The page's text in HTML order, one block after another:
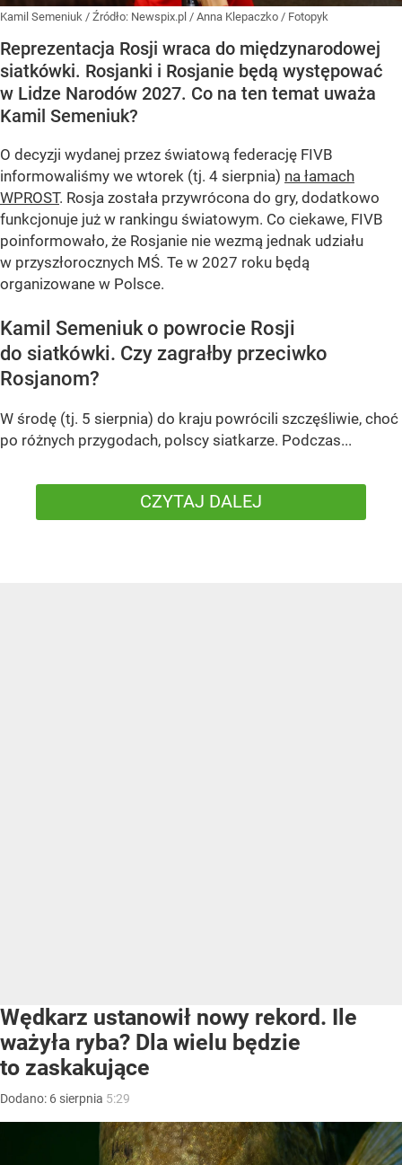
Kamil Semeniuk / Źródło: Newspix.pl / Anna Klepaczko / Fotopyk
Reprezentacja Rosji wraca do międzynarodowej
siatkówki. Rosjanki i Rosjanie będą występować
w Lidze Narodów 2027. Co na ten temat uważa
Kamil Semeniuk?
O decyzji wydanej przez światową federację FIVB
informowaliśmy we wtorek (tj. 4 sierpnia) na łamach
WPROST. Rosja została przywrócona do gry, dodatkowo
funkcjonuje już w rankingu światowym. Co ciekawe, FIVB
poinformowało, że Rosjanie nie wezmą jednak udziału
w przyszłorocznych MŚ. Te w 2027 roku będą
organizowane w Polsce.
Kamil Semeniuk o powrocie Rosji
do siatkówki. Czy zagrałby przeciwko
Rosjanom?
W środę (tj. 5 sierpnia) do kraju powrócili szczęśliwie, choć
po różnych przygodach, polscy siatkarze. Podczas...
CZYTAJ DALEJ
Wędkarz ustanowił nowy rekord. Ile
ważyła ryba? Dla wielu będzie
to zaskakujące
Dodano: 6 sierpnia 5:29